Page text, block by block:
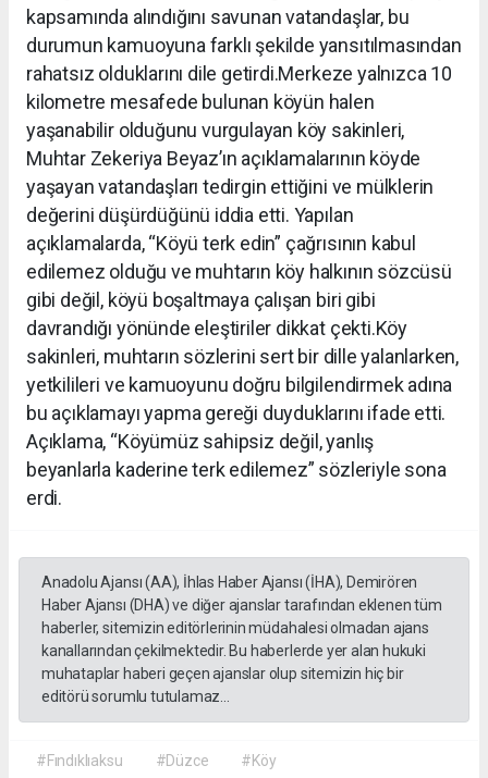
kapsamında alındığını savunan vatandaşlar, bu
durumun kamuoyuna farklı şekilde yansıtılmasından
rahatsız olduklarını dile getirdi.Merkeze yalnızca 10
kilometre mesafede bulunan köyün halen
yaşanabilir olduğunu vurgulayan köy sakinleri,
Muhtar Zekeriya Beyaz’ın açıklamalarının köyde
yaşayan vatandaşları tedirgin ettiğini ve mülklerin
değerini düşürdüğünü iddia etti. Yapılan
açıklamalarda, “Köyü terk edin” çağrısının kabul
edilemez olduğu ve muhtarın köy halkının sözcüsü
gibi değil, köyü boşaltmaya çalışan biri gibi
davrandığı yönünde eleştiriler dikkat çekti.Köy
sakinleri, muhtarın sözlerini sert bir dille yalanlarken,
yetkilileri ve kamuoyunu doğru bilgilendirmek adına
bu açıklamayı yapma gereği duyduklarını ifade etti.
Açıklama, “Köyümüz sahipsiz değil, yanlış
beyanlarla kaderine terk edilemez” sözleriyle sona
erdi.
Anadolu Ajansı (AA), İhlas Haber Ajansı (İHA), Demirören
Haber Ajansı (DHA) ve diğer ajanslar tarafından eklenen tüm
haberler, sitemizin editörlerinin müdahalesi olmadan ajans
kanallarından çekilmektedir. Bu haberlerde yer alan hukuki
muhataplar haberi geçen ajanslar olup sitemizin hiç bir
editörü sorumlu tutulamaz...
#Fındıklıaksu #Düzce #Köy